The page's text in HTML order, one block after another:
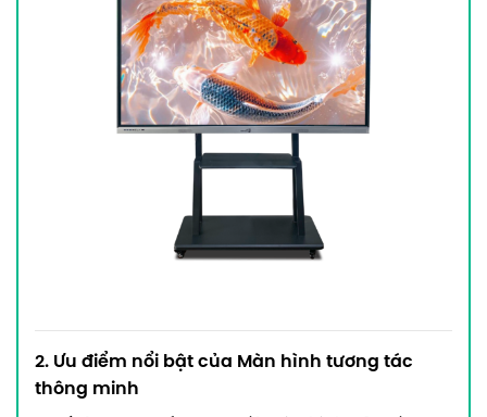
2. Ưu điểm nổi bật của Màn hình tương tác
thông minh